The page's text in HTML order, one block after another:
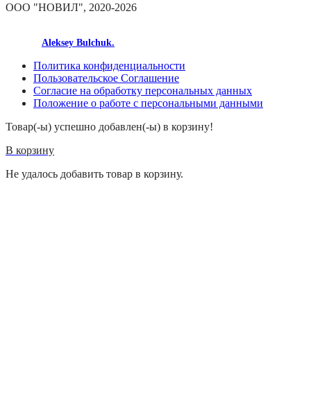
ООО "НОВИЛ", 2020-2026
Aleksey Bulchuk.
Политика конфиденциальности
Пользовательское Соглашение
Согласие на обработку персональных данных
Положение о работе с персональными данными
Товар(-ы) успешно добавлен(-ы) в корзину!
В корзину
Не удалось добавить товар в корзину.